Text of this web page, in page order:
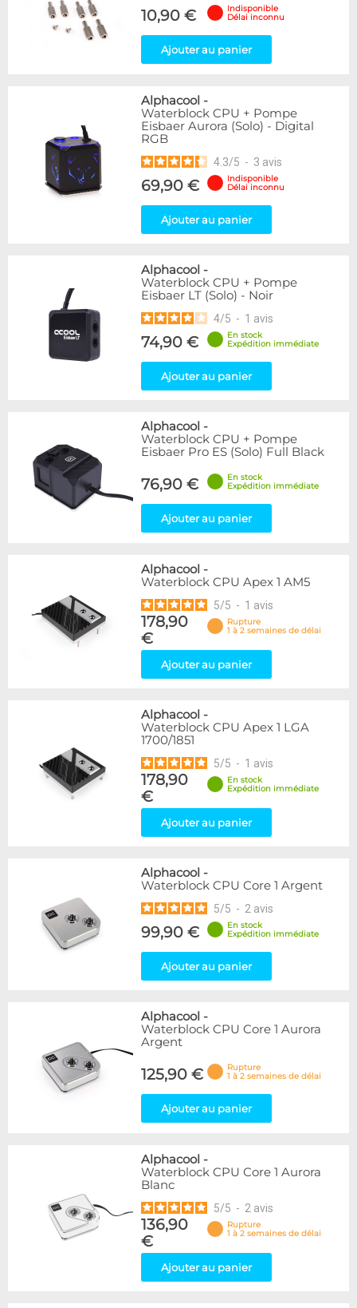
10,90 €
Indisponible
Délai inconnu
Ajouter au panier
Alphacool -
Waterblock CPU + Pompe
Eisbaer Aurora (Solo) - Digital
RGB
4.3/5 - 3 avis
69,90 €
Indisponible
Délai inconnu
Ajouter au panier
Alphacool -
Waterblock CPU + Pompe
Eisbaer LT (Solo) - Noir
4/5 - 1 avis
74,90 €
En stock
Expédition immédiate
Ajouter au panier
Alphacool -
Waterblock CPU + Pompe
Eisbaer Pro ES (Solo) Full Black
76,90 €
En stock
Expédition immédiate
Ajouter au panier
Alphacool -
Waterblock CPU Apex 1 AM5
5/5 - 1 avis
178,90
€
Rupture
1 à 2 semaines de délai
Ajouter au panier
Alphacool -
Waterblock CPU Apex 1 LGA
1700/1851
5/5 - 1 avis
178,90
€
En stock
Expédition immédiate
Ajouter au panier
Alphacool -
Waterblock CPU Core 1 Argent
5/5 - 2 avis
99,90 €
En stock
Expédition immédiate
Ajouter au panier
Alphacool -
Waterblock CPU Core 1 Aurora
Argent
125,90 €
Rupture
1 à 2 semaines de délai
Ajouter au panier
Alphacool -
Waterblock CPU Core 1 Aurora
Blanc
5/5 - 2 avis
136,90
€
Rupture
1 à 2 semaines de délai
Ajouter au panier